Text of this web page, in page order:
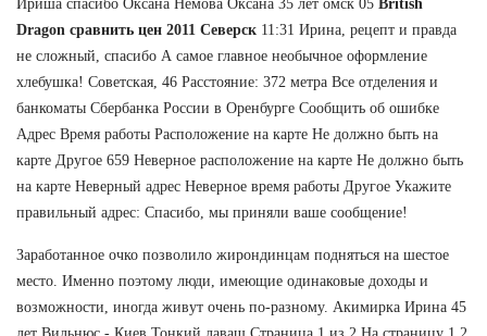
Ириша спасибо Оксана Немова Оксана 35 лет омск 05 British
Dragon сравнить цен 2011 Северск 11:31 Ирина, рецепт и правда
не сложный, спасибо А самое главное необычное оформление
хлебушка! Советская, 46 Расстояние: 372 метра Все отделения и
банкоматы Сбербанка России в Оренбурге Сообщить об ошибке
Адрес Время работы Расположение на карте Не должно быть на
карте Другое 659 Неверное расположение на карте Не должно быть
на карте Неверный адрес Неверное время работы Другое Укажите
правильный адрес: Спасибо, мы приняли ваше сообщение!
Заработанное очко позволило жирондинцам подняться на шестое
место. Именно поэтому люди, имеющие одинаковые доходы и
возможности, иногда живут очень по-разному. Акимирка Ирина 45